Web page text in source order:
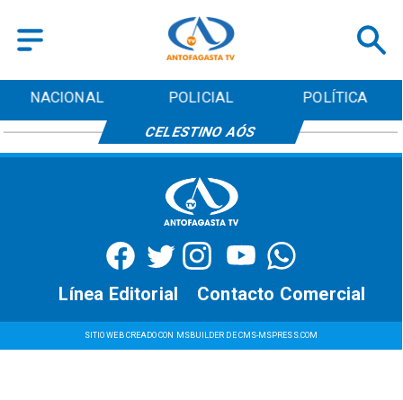
NACIONAL POLICIAL POLÍTICA
CELESTINO AÓS
SITIO WEB CREADO CON MSBUILDER DE CMS-MSPRESS.COM
Contacto Comercial
Línea Editorial